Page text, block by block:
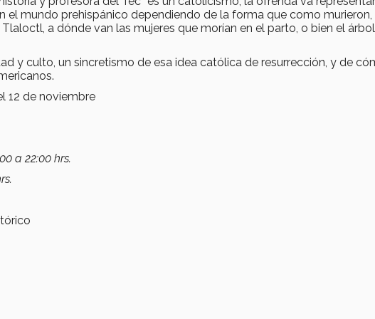
el mundo prehispánico dependiendo de la forma que como murieron,
a dónde van las mujeres que morían en el parto, o bien el
y culto, un sincretismo de esa idea católica de resurrección, y de
12 de noviembre
a 22:00 hrs.